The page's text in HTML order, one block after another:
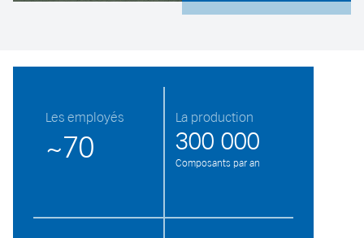
Les employés
~70
La production
300 000
Composants par an